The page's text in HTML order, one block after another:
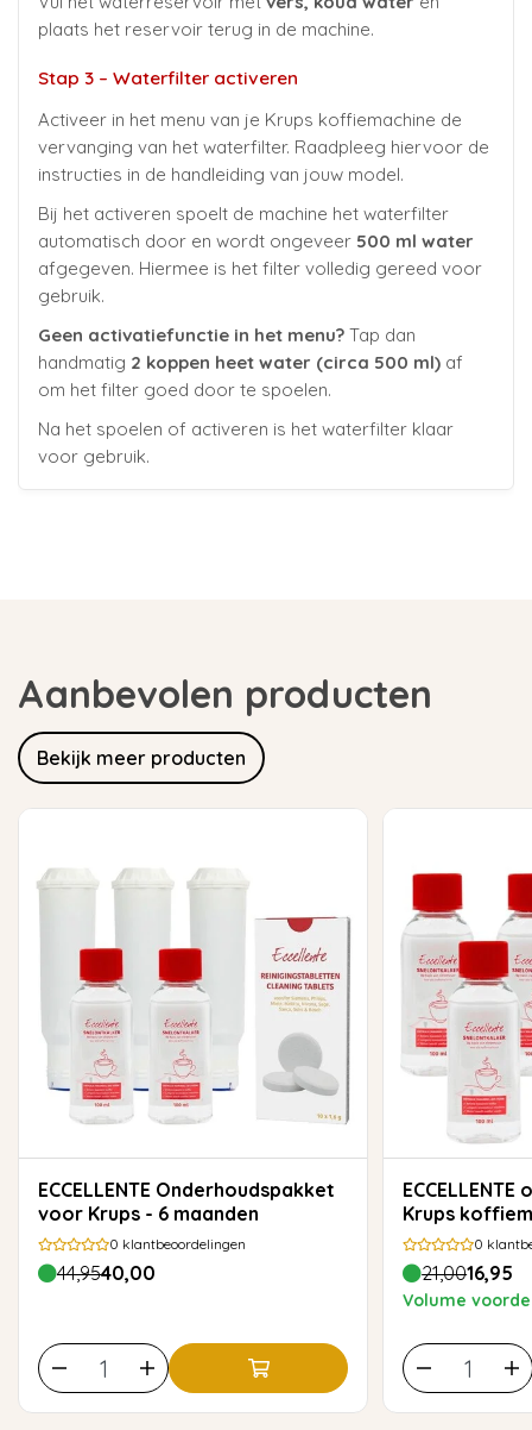
plaats het reservoir terug in de machine.
Stap 3 – Waterfilter activeren
Activeer in het menu van je Krups koffiemachine de
vervanging van het waterfilter. Raadpleeg hiervoor de
instructies in de handleiding van jouw model.
Bij het activeren spoelt de machine het waterfilter
automatisch door en wordt ongeveer 500 ml water
afgegeven. Hiermee is het filter volledig gereed voor
gebruik.
Geen activatiefunctie in het menu? Tap dan
handmatig 2 koppen heet water (circa 500 ml) af
om het filter goed door te spoelen.
Na het spoelen of activeren is het waterfilter klaar
voor gebruik.
Aanbevolen producten
Bekijk meer producten
ECCELLENTE Onderhoudspakket
voor Krups - 6 maanden
0 klantbeoordelingen
44,9540,00
ECCELLENTE ontkalker voor
Krups
0
21,0016,95
Volume